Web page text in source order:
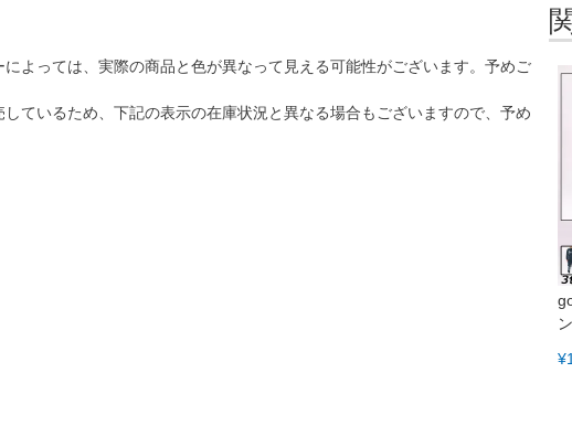
よっては、実際の商品と色が異なって見える可能性がございます。予めご
ているため、下記の表示の在庫状況と異なる場合もございますので、予め
¥